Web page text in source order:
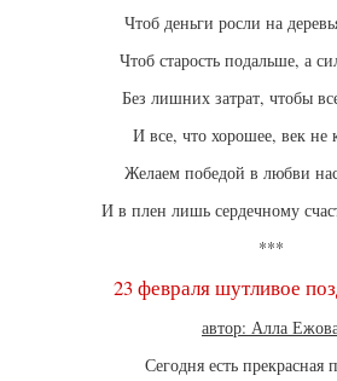
Чтоб деньги росли на
Чтоб старость подальше, а
Без лишних затрат, чтобы
И все, что хорошее, век не
Желаем победой в любви
И в плен лишь сердечному
***
23 февраля шутливое
автор: Алла
Сегодня есть прекрасная